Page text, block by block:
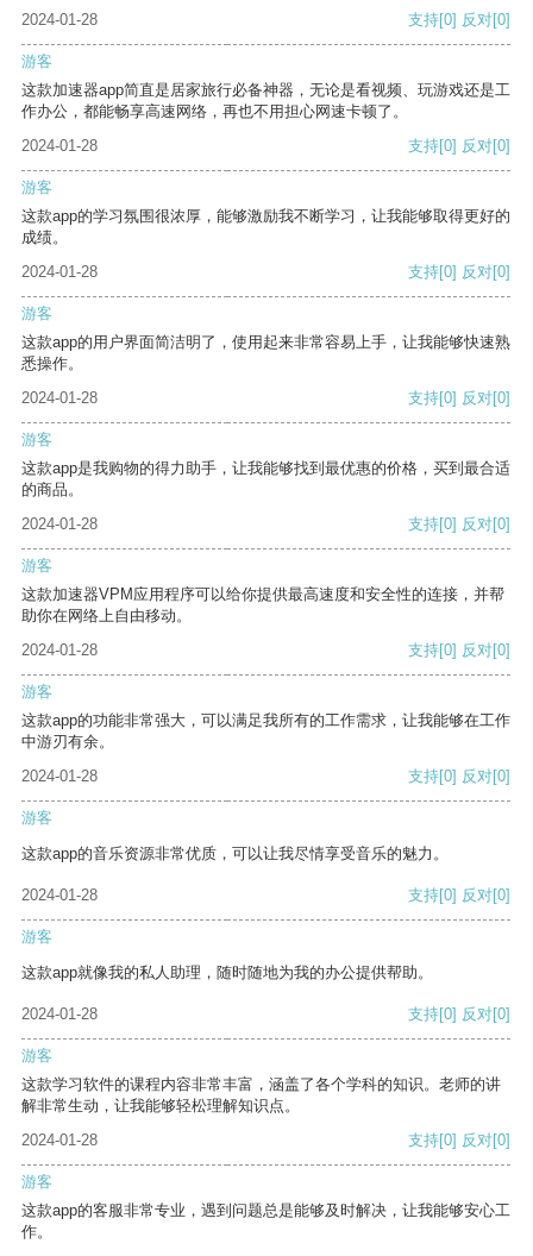
2024-01-28
支持[0] 反对[0]
游客
这款加速器app简直是居家旅行必备神器，无论是看视频、玩游戏还是工
作办公，都能畅享高速网络，再也不用担心网速卡顿了。
2024-01-28
支持[0] 反对[0]
游客
这款app的学习氛围很浓厚，能够激励我不断学习，让我能够取得更好的
成绩。
2024-01-28
支持[0] 反对[0]
游客
这款app的用户界面简洁明了，使用起来非常容易上手，让我能够快速熟
悉操作。
2024-01-28
支持[0] 反对[0]
游客
这款app是我购物的得力助手，让我能够找到最优惠的价格，买到最合适
的商品。
2024-01-28
支持[0] 反对[0]
游客
这款加速器VPM应用程序可以给你提供最高速度和安全性的连接，并帮
助你在网络上自由移动。
2024-01-28
支持[0] 反对[0]
游客
这款app的功能非常强大，可以满足我所有的工作需求，让我能够在工作
中游刃有余。
2024-01-28
支持[0] 反对[0]
游客
这款app的音乐资源非常优质，可以让我尽情享受音乐的魅力。
2024-01-28 支持[0] 反对[0]
游客
这款app就像我的私人助理，随时随地为我的办公提供帮助。
2024-01-28 支持[0] 反对[0]
游客
这款学习软件的课程内容非常丰富，涵盖了各个学科的知识。老师的讲
解非常生动，让我能够轻松理解知识点。
2024-01-28
支持[0] 反对[0]
游客
这款app的客服非常专业，遇到问题总是能够及时解决，让我能够安心工
作。